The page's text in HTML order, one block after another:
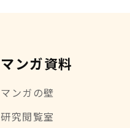
マンガ資料
マンガの壁
研究閲覧室